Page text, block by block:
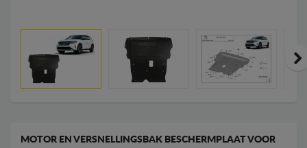
MOTOR EN VERSNELLINGSBAK BESCHERMPLAAT VOOR